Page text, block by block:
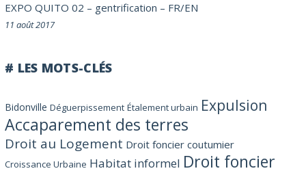
EXPO QUITO 02 – gentrification – FR/EN
11 août 2017
# LES MOTS-CLÉS
Bidonville Déguerpissement Étalement urbain Expulsion
Accaparement des terres
Droit au Logement Droit foncier coutumier
Croissance Urbaine Habitat informel Droit foncier